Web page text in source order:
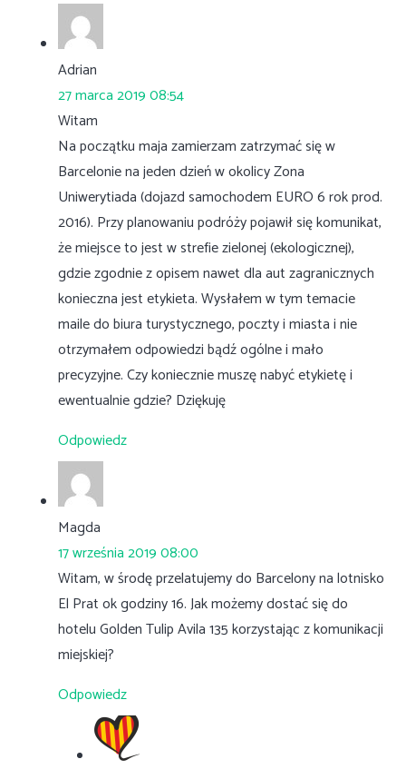
Adrian
27 marca 2019 08:54
Witam
Na początku maja zamierzam zatrzymać się w
Barcelonie na jeden dzień w okolicy Zona
Uniwerytiada (dojazd samochodem EURO 6 rok prod.
2016). Przy planowaniu podróży pojawił się komunikat,
że miejsce to jest w strefie zielonej (ekologicznej),
gdzie zgodnie z opisem nawet dla aut zagranicznych
konieczna jest etykieta. Wysłałem w tym temacie
maile do biura turystycznego, poczty i miasta i nie
otrzymałem odpowiedzi bądź ogólne i mało
precyzyjne. Czy koniecznie muszę nabyć etykietę i
ewentualnie gdzie? Dziękuję
Odpowiedz
Magda
17 września 2019 08:00
Witam, w środę przelatujemy do Barcelony na lotnisko
El Prat ok godziny 16. Jak możemy dostać się do
hotelu Golden Tulip Avila 135 korzystając z komunikacji
miejskiej?
Odpowiedz